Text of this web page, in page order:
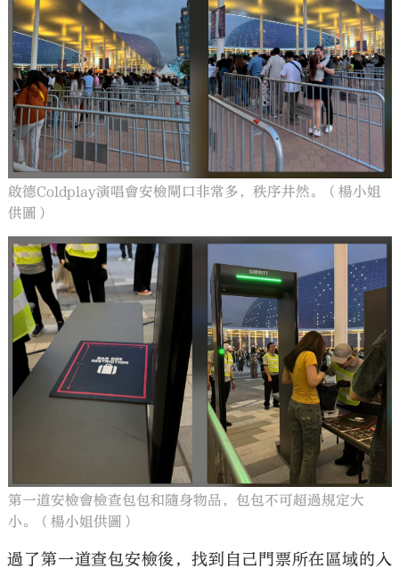
啟德Coldplay演唱會安檢閘口非常多，秩序井然。（楊小姐
供圖）
第一道安檢會檢查包包和隨身物品，包包不可超過規定大
小。（楊小姐供圖）
過了第一道查包安檢後，找到自己門票所在區域的入